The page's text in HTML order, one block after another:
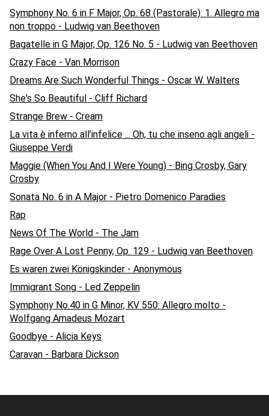
Symphony No. 6 in F Major, Op. 68 (Pastorale): 1. Allegro ma
non troppo - Ludwig van Beethoven
Bagatelle in G Major, Op. 126 No. 5 - Ludwig van Beethoven
Crazy Face - Van Morrison
Dreams Are Such Wonderful Things - Oscar W. Walters
She's So Beautiful - Cliff Richard
Strange Brew - Cream
La vita è inferno all’infelice ... Oh, tu che inseno agli angeli -
Giuseppe Verdi
Maggie (When You And I Were Young) - Bing Crosby, Gary
Crosby
Sonata No. 6 in A Major - Pietro Domenico Paradies
Rap
News Of The World - The Jam
Rage Over A Lost Penny, Op. 129 - Ludwig van Beethoven
Es waren zwei Königskinder - Anonymous
Immigrant Song - Led Zeppelin
Symphony No.40 in G Minor, KV 550: Allegro molto -
Wolfgang Amadeus Mozart
Goodbye - Alicia Keys
Caravan - Barbara Dickson